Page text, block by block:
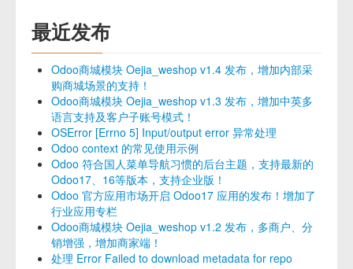
最近发布
Odoo商城模块 Oejia_weshop v1.4 发布，增加内部采
购商城场景的支持！
Odoo商城模块 Oejia_weshop v1.3 发布，增加中英多
语言支持及客户子账号模式！
OSError [Errno 5] Input/output error 异常处理
Odoo context 的常见使用示例
Odoo 符合国人菜单导航习惯的后台主题，支持最新的
Odoo17、16等版本，支持企业版！
Odoo 官方应用市场开启 Odoo17 应用的发布！增加了
行业应用专栏
Odoo商城模块 Oejia_weshop v1.2 发布，多商户、分
销增强，增加商家端！
处理 Error Failed to download metadata for repo